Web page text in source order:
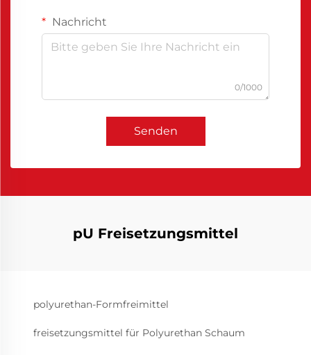
Nachricht
0/1000
Senden
pU Freisetzungsmittel
polyurethan-Formfreimittel
freisetzungsmittel für Polyurethan Schaum